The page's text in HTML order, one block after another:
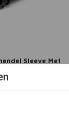
Sleeve Met